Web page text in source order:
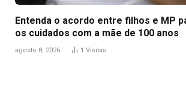
Entenda o acordo entre filhos e MP
os cuidados com a mãe de 100 anos
agosto 8, 2026 1 Visitas